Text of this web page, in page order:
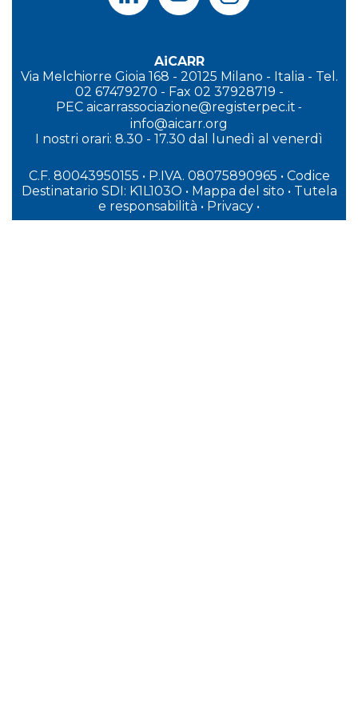
AiCARR
Via Melchiorre Gioia 168 - 20125 Milano - Italia - Tel.
02 67479270 - Fax 02 37928719 -
PEC aicarrassociazione@registerpec.it -
info@aicarr.org
I nostri orari: 8.30 - 17.30 dal lunedì al venerdì
C.F. 80043950155 • P.IVA. 08075890965 • Codice
Destinatario SDI: K1L103O • Mappa del sito • Tutela
e responsabilità • Privacy •